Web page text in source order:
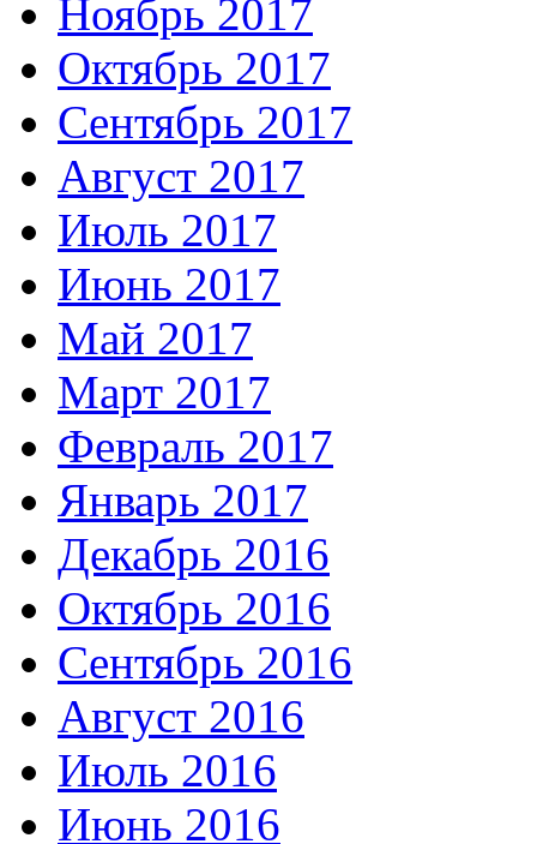
Ноябрь 2017
Октябрь 2017
Сентябрь 2017
Август 2017
Июль 2017
Июнь 2017
Май 2017
Март 2017
Февраль 2017
Январь 2017
Декабрь 2016
Октябрь 2016
Сентябрь 2016
Август 2016
Июль 2016
Июнь 2016